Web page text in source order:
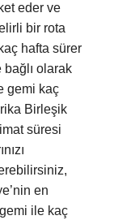
eder ve
bir rota
hafta sürer
olarak
gemi kaç
Birleşik
süresi
en
ile kaç